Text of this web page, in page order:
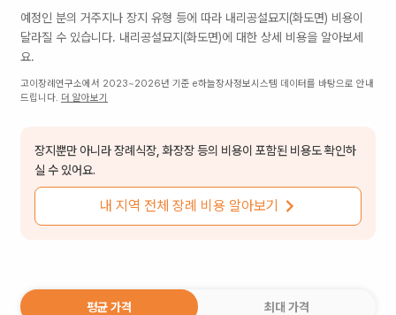
예정인 분의 거주지나 장지 유형 등에 따라 내리공설묘지(화도면) 비용이
달라질 수 있습니다. 내리공설묘지(화도면)에 대한 상세 비용을 알아보세
요.
고이장례연구소에서 2023~2026년 기준 e하늘장사정보시스템 데이터를 바탕으로 안내
드립니다. 더 알아보기
장지뿐만 아니라 장례식장, 화장장 등의 비용이 포함된 비용도 확인하
실 수 있어요.
내 지역 전체 장례 비용 알아보기
평균 가격 최대 가격